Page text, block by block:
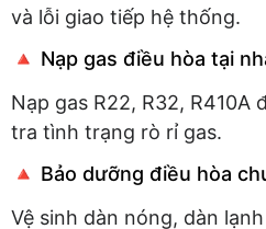
và lỗi giao tiếp hệ thống.
🔺 Nạp gas điều hòa tại
Nạp gas R22, R32, R410A
tra tình trạng rò rỉ gas.
🔺 Bảo dưỡng điều hòa
Vệ sinh dàn nóng, dàn